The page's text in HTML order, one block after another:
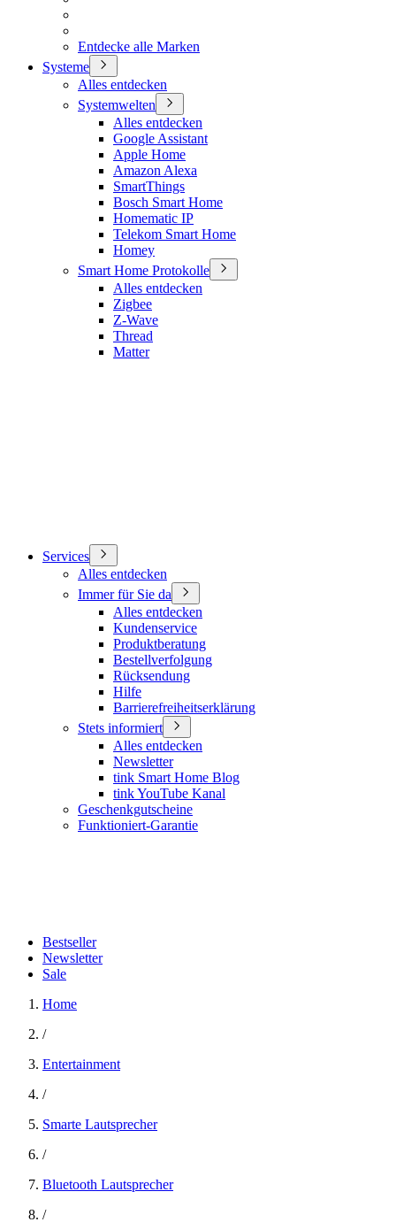
Entdecke alle Marken
Systeme
Alles entdecken
Systemwelten
Alles entdecken
Google Assistant
Apple Home
Amazon Alexa
SmartThings
Bosch Smart Home
Homematic IP
Telekom Smart Home
Homey
Smart Home Protokolle
Alles entdecken
Zigbee
Z-Wave
Thread
Matter
Services
Alles entdecken
Immer für Sie da
Alles entdecken
Kundenservice
Produktberatung
Bestellverfolgung
Rücksendung
Hilfe
Barrierefreiheitserklärung
Stets informiert
Alles entdecken
Newsletter
tink Smart Home Blog
tink YouTube Kanal
Geschenkgutscheine
Funktioniert-Garantie
Bestseller
Newsletter
Sale
Home
/
Entertainment
/
Smarte Lautsprecher
/
Bluetooth Lautsprecher
/